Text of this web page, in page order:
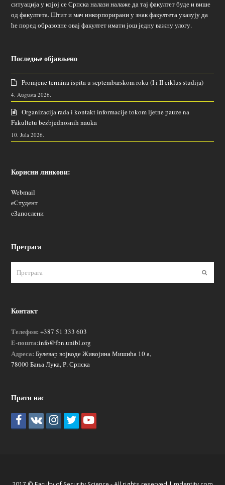
ситуација у којој се Српска налази налаже да тај факултет буде и више
од факултета. Штит и мач инкорпорирани у знак факултета указују да
ће поред образовне овај факултет имати још једну важну улогу.
Последње објављено
Promjene termina ispita u septembarskom roku (I i II ciklus studija)
4. Augusta 2026.
Organizacija rada i kontakt informacije tokom ljetne pauze na
Fakultetu bezbjednosnih nauka
10. Jula 2026.
Корисни линкови:
Webmail
еСтудент
еЗапослени
Претрага
Контакт
Телефон: +387 51 333 603
Е-пошта:info@fbn.unibl.org
Адреса: Булевар војводе Живојина Мишића 10 а,
78000 Бања Лука, Р. Српска
Прати нас